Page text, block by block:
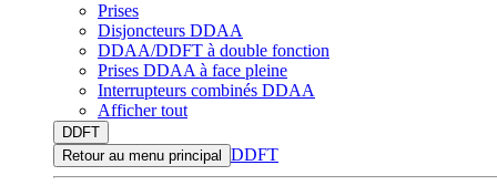
Prises
Disjoncteurs DDAA
DDAA/DDFT à double fonction
Prises DDAA à face pleine
Interrupteurs combinés DDAA
Afficher tout
DDFT
Retour au menu principal
DDFT